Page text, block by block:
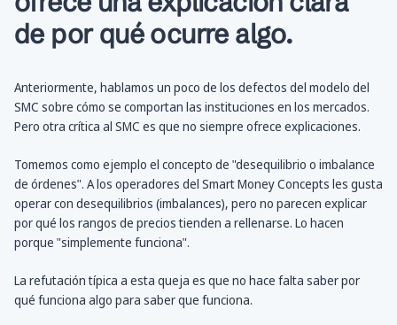
de por qué ocurre algo.
Anteriormente, hablamos un poco de los defectos del modelo del
SMC sobre cómo se comportan las instituciones en los mercados.
Pero otra crítica al SMC es que no siempre ofrece explicaciones.
Tomemos como ejemplo el concepto de "desequilibrio o imbalance
de órdenes". A los operadores del Smart Money Concepts les gusta
operar con desequilibrios (imbalances), pero no parecen explicar
por qué los rangos de precios tienden a rellenarse. Lo hacen
porque "simplemente funciona".
La refutación típica a esta queja es que no hace falta saber por
qué funciona algo para saber que funciona.